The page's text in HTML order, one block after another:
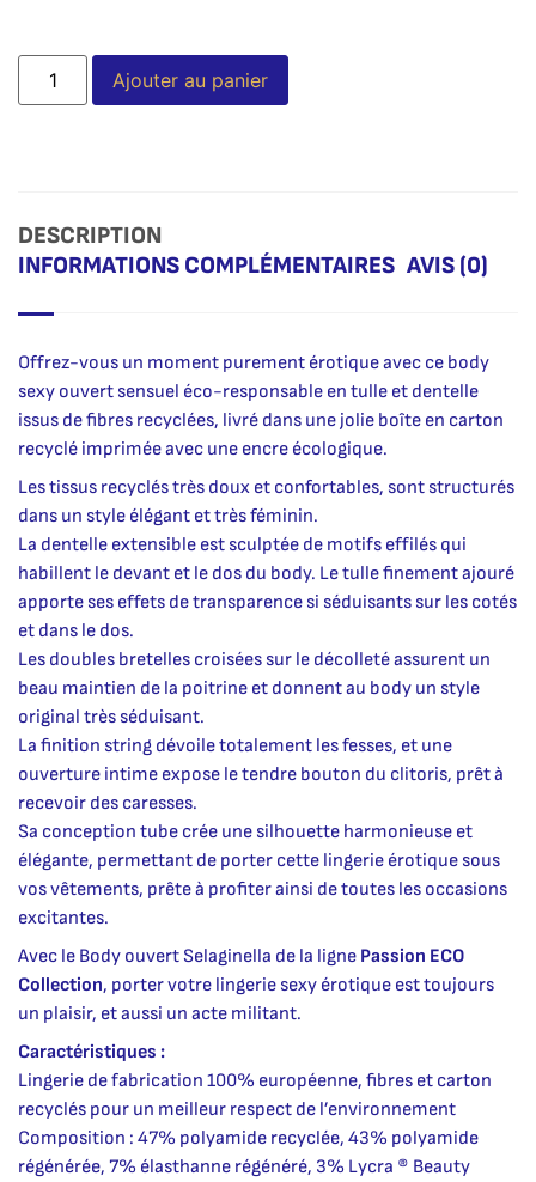
Ajouter au panier
DESCRIPTION
INFORMATIONS COMPLÉMENTAIRES AVIS (0)
Offrez-vous un moment purement érotique avec ce body
sexy ouvert sensuel éco-responsable en tulle et dentelle
issus de fibres recyclées, livré dans une jolie boîte en carton
recyclé imprimée avec une encre écologique.
Les tissus recyclés très doux et confortables, sont structurés
dans un style élégant et très féminin.
La dentelle extensible est sculptée de motifs effilés qui
habillent le devant et le dos du body. Le tulle finement ajouré
apporte ses effets de transparence si séduisants sur les cotés
et dans le dos.
Les doubles bretelles croisées sur le décolleté assurent un
beau maintien de la poitrine et donnent au body un style
original très séduisant.
La finition string dévoile totalement les fesses, et une
ouverture intime expose le tendre bouton du clitoris, prêt à
recevoir des caresses.
Sa conception tube crée une silhouette harmonieuse et
élégante, permettant de porter cette lingerie érotique sous
vos vêtements, prête à profiter ainsi de toutes les occasions
excitantes.
Avec le Body ouvert Selaginella de la ligne Passion ECO
Collection, porter votre lingerie sexy érotique est toujours
un plaisir, et aussi un acte militant.
Caractéristiques :
Lingerie de fabrication 100% européenne, fibres et carton
recyclés pour un meilleur respect de l’environnement
Composition : 47% polyamide recyclée, 43% polyamide
régénérée, 7% élasthanne régénéré, 3% Lycra ® Beauty